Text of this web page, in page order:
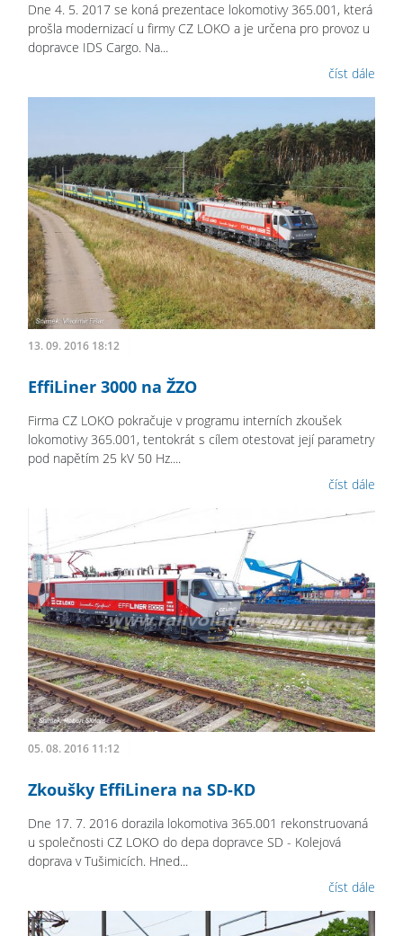
Dne 4. 5. 2017 se koná prezentace lokomotivy 365.001, která
prošla modernizací u firmy CZ LOKO a je určena pro provoz u
dopravce IDS Cargo. Na...
číst dále
13. 09. 2016 18:12
EffiLiner 3000 na ŽZO
Firma CZ LOKO pokračuje v programu interních zkoušek
lokomotivy 365.001, tentokrát s cílem otestovat její parametry
pod napětím 25 kV 50 Hz....
číst dále
05. 08. 2016 11:12
Zkoušky EffiLinera na SD-KD
Dne 17. 7. 2016 dorazila lokomotiva 365.001 rekonstruovaná
u společnosti CZ LOKO do depa dopravce SD - Kolejová
doprava v Tušimicích. Hned...
číst dále